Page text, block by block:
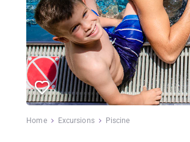
Home Excursions Piscine